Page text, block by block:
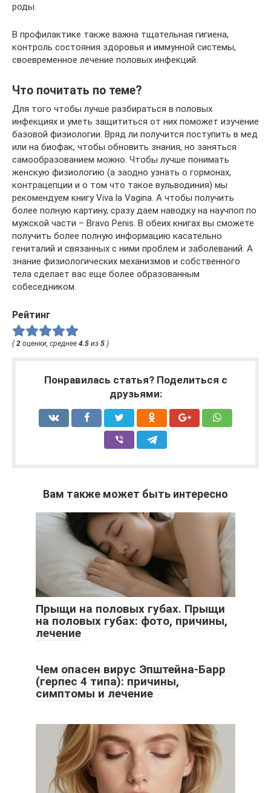
роды.
В профилактике также важна тщательная гигиена,
контроль состояния здоровья и иммунной системы,
своевременное лечение половых инфекций.
Что почитать по теме?
Для того чтобы лучше разбираться в половых
инфекциях и уметь защититься от них поможет изучение
базовой физиологии. Вряд ли получится поступить в мед
или на биофак, чтобы обновить знания, но заняться
самообразованием можно. Чтобы лучше понимать
женскую физиологию (а заодно узнать о гормонах,
контрацепции и о том что такое вульводиния) мы
рекомендуем книгу Viva la Vagina. А чтобы получить
более полную картину, сразу даем наводку на научпоп по
мужской части – Bravo Penis. В обеих книгах вы сможете
получить более полную информацию касательно
гениталий и связанных с ними проблем и заболеваний. А
знание физиологических механизмов и собственного
тела сделает вас еще более образованным
собеседником.
Рейтинг
(2 оценки, среднее 4.5 из 5 )
Понравилась статья? Поделиться с
друзьями:
Вам также может быть интересно
Прыщи на половых губах. Прыщи
на половых губах: фото, причины,
лечение
Чем опасен вирус Эпштейна-Барр
(герпес 4 типа): причины,
симптомы и лечение